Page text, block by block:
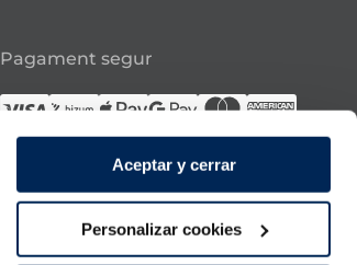
Aceptar y cerrar
Personalizar cookies
Pagament segur